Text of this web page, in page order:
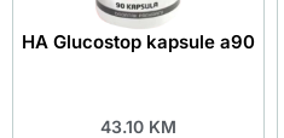
HA Glucostop kapsule a90
43.10 KM